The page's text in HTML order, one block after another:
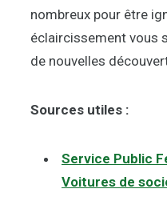
nombreux pour être
éclaircissement vous
de nouvelles
Sources utiles :
Service Public
Voitures de